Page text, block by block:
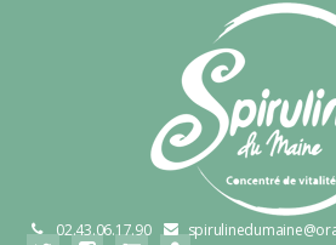
02.43.06.17.90